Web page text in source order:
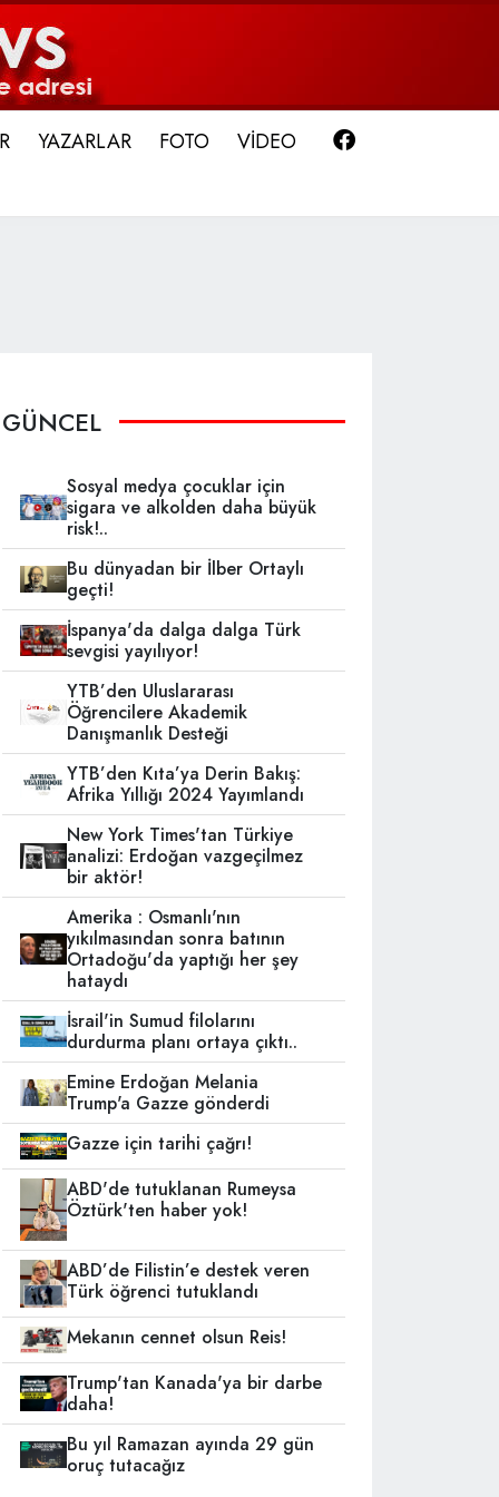
YAZARLAR FOTO VİDEO
GÜNCEL
Sosyal medya çocuklar için
sigara ve alkolden daha büyük
risk!..
Bu dünyadan bir İlber Ortaylı
geçti!
İspanya'da dalga dalga Türk
sevgisi yayılıyor!
YTB’den Uluslararası
Öğrencilere Akademik
Danışmanlık Desteği
YTB’den Kıta’ya Derin Bakış:
Afrika Yıllığı 2024 Yayımlandı
New York Times'tan Türkiye
analizi: Erdoğan vazgeçilmez
bir aktör!
Amerika : Osmanlı'nın
yıkılmasından sonra batının
Ortadoğu'da yaptığı her şey
hataydı
İsrail'in Sumud filolarını
durdurma planı ortaya çıktı..
Emine Erdoğan Melania
Trump'a Gazze gönderdi
Gazze için tarihi çağrı!
ABD'de tutuklanan Rumeysa
Öztürk'ten haber yok!
ABD’de Filistin’e destek veren
Türk öğrenci tutuklandı
Mekanın cennet olsun Reis!
Trump'tan Kanada'ya bir darbe
daha!
Bu yıl Ramazan ayında 29 gün
oruç tutacağız